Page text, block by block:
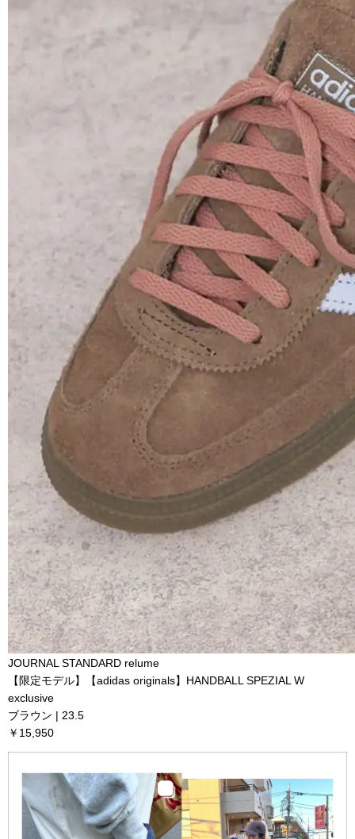
JOURNAL STANDARD relume
【限定モデル】【adidas originals】HANDBALL SPEZIAL W
exclusive
ブラウン | 23.5
￥15,950